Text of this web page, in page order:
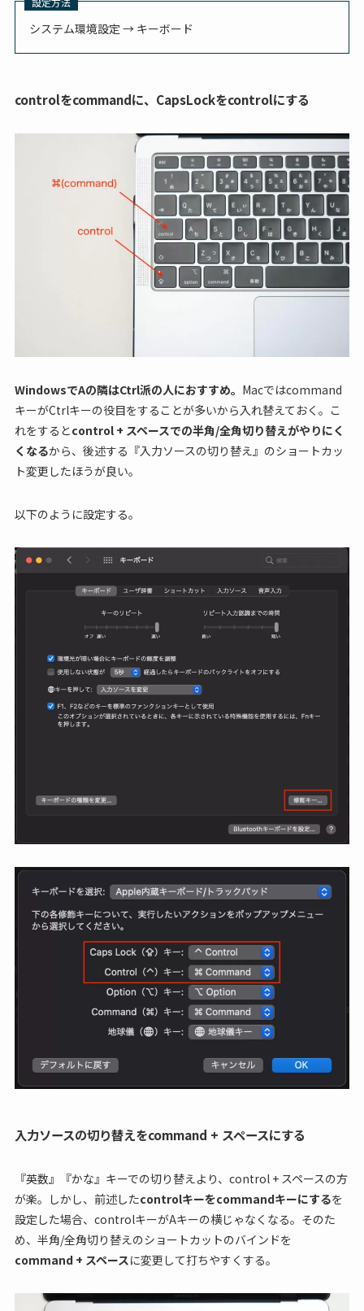
システム環境設定 → キーボード
controlをcommandに、CapsLockをcontrolにする
WindowsでAの隣はCtrl派の人におすすめ。 Macではcommand
キーがCtrlキーの役目をすることが多いから入れ替えておく。こ
れをするとcontrol + スペースでの半角/全角切り替えがやりにく
くなるから、後述する『入力ソースの切り替え』のショートカッ
ト変更したほうが良い。
以下のように設定する。
入力ソースの切り替えをcommand + スペースにする
『英数』『かな』キーでの切り替えより、control + スペースの方
が楽。しかし、前述したcontrolキーをcommandキーにするを
設定した場合、controlキーがAキーの横じゃなくなる。そのた
め、半角/全角切り替えのショートカットのバインドを
command + スペースに変更して打ちやすくする。